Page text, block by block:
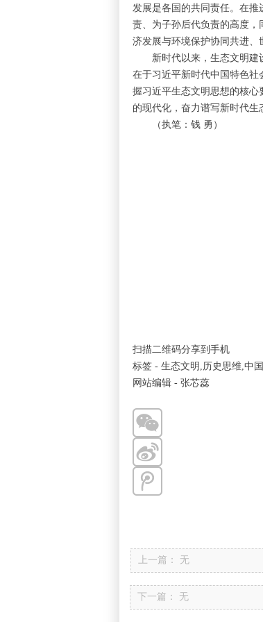
上一篇： 无
下一篇： 无
发展是各国的共同责任。在
责、为子孙后代负责的高度
济发展与环境保护协同共进、
新时代以来，生态文明建设
在于习近平新时代中国特色
握习近平生态文明思想的核
的现代化，奋力谱写新时代生
（执笔：钱 勇）
扫描二维码分享到手机
标签 - 生态文明,历史思维,中
网站编辑 - 张芯蕊